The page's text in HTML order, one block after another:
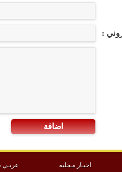
:
اضافة
اخبـار مـحلية عربـي